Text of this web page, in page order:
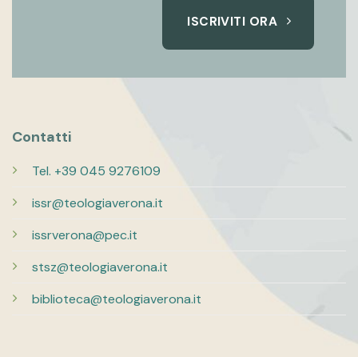
ISCRIVITI ORA
Contatti
Tel. +39 045 9276109
issr@teologiaverona.it
issrverona@pec.it
stsz@teologiaverona.it
biblioteca@teologiaverona.it